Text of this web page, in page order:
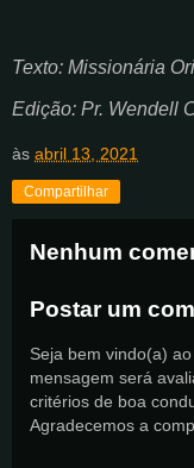
Texto: Missionária
Edição: Pr. Wendell
às abril 13, 2021
Compartilhar
Nenhum
Postar um
Seja bem vindo(a)
mensagem será
critérios de boa
Agradecemos a